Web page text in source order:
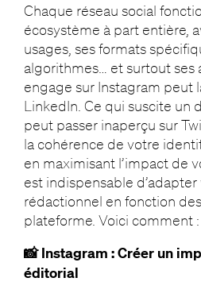
Chaque réseau social
écosystème à part entière,
usages, ses formats
algorithmes… et surtout ses
engage sur Instagram peut
LinkedIn. Ce qui suscite un
peut passer inaperçu sur
la cohérence de votre
en maximisant l’impact de
est indispensable
rédactionnel en fonction
plateforme. Voici comment :
📸 Instagram : Créer un
éditorial